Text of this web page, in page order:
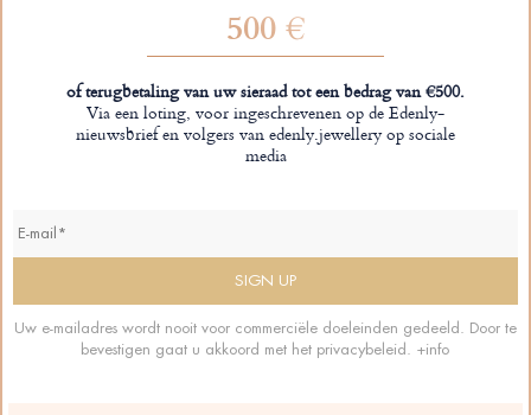
500 €
of terugbetaling van uw sieraad tot een bedrag van €500.
Via een loting, voor ingeschrevenen op de Edenly-
nieuwsbrief en volgers van edenly.jewellery op sociale
media
Uw e-mailadres wordt nooit voor commerciële doeleinden gedeeld. Door te
bevestigen gaat u akkoord met het privacybeleid. +info